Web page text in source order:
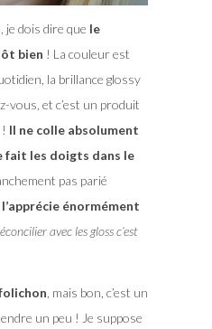
je dois dire que le
bien ! La couleur est
la brillance glossy
vous, et c’est un produit
Il ne colle absolument
fait les doigts dans le
pas parié
énormément
avec les gloss c’est
, mais bon, c’est un
un peu ! Je suppose